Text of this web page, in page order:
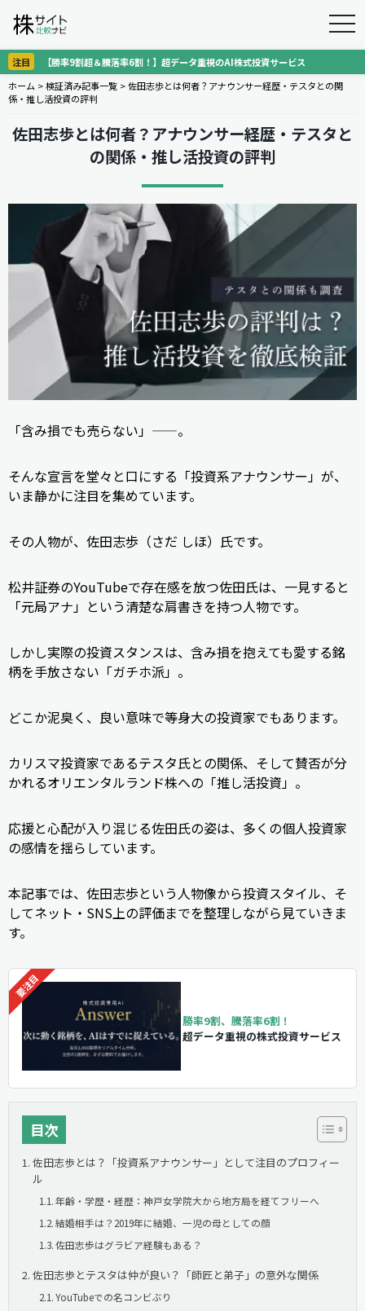
注目
【勝率9割超＆騰落率6割！】超データ重視のAI株式投資サービス
ホーム >検証済み記事一覧 >佐田志歩とは何者？アナウンサー経歴・テスタとの関
係・推し活投資の評判
佐田志歩とは何者？アナウンサー経歴・テスタと
の関係・推し活投資の評判
「含み損でも売らない」——。
そんな宣言を堂々と口にする「投資系アナウンサー」が、
いま静かに注目を集めています。
その人物が、佐田志歩（さだ しほ）氏です。
松井証券のYouTubeで存在感を放つ佐田氏は、一見すると
「元局アナ」という清楚な肩書きを持つ人物です。
しかし実際の投資スタンスは、含み損を抱えても愛する銘
柄を手放さない「ガチホ派」。
どこか泥臭く、良い意味で等身大の投資家でもあります。
カリスマ投資家であるテスタ氏との関係、そして賛否が分
かれるオリエンタルランド株への「推し活投資」。
応援と心配が入り混じる佐田氏の姿は、多くの個人投資家
の感情を揺らしています。
本記事では、佐田志歩という人物像から投資スタイル、そ
してネット・SNS上の評価までを整理しながら見ていきま
す。
勝率9割、騰落率6割！
超データ重視の株式投資サービス
目次
佐田志歩とは？「投資系アナウンサー」として注目のプロフィー
ル
年齢・学歴・経歴：神戸女学院大から地方局を経てフリーへ
結婚相手は？2019年に結婚、一児の母としての顔
佐田志歩はグラビア経験もある？
佐田志歩とテスタは仲が良い？「師匠と弟子」の意外な関係
YouTubeでの名コンビぶり